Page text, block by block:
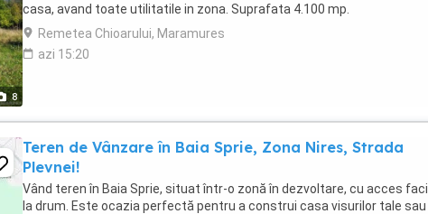
8
casa, avand toate utilitatile in zona. Suprafata 4.100 mp.
Remetea Chioarului, Maramures
azi 15:20
Teren de Vânzare în Baia Sprie, Zona Nires, Strada
Plevnei!
Vând teren în Baia Sprie, situat într-o zonă în dezvoltare, cu acces facil
la drum. Este ocazia perfectă pentru a construi casa visurilor tale sau